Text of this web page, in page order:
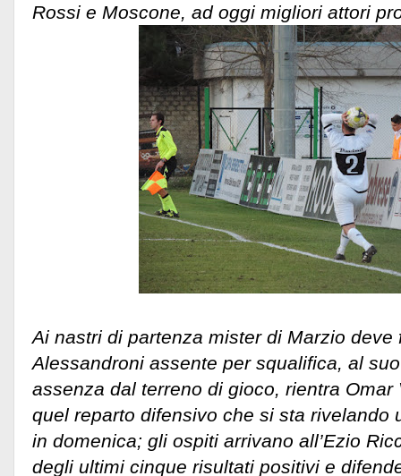
Rossi e Moscone, ad oggi migliori attori
Ai nastri di partenza mister di Marzio deve
Alessandroni assente per squalifica, al
assenza dal terreno di gioco, rientra Omar
quel reparto difensivo che si sta rivelando
in domenica; gli ospiti arrivano all’Ezio
degli ultimi cinque risultati positivi e